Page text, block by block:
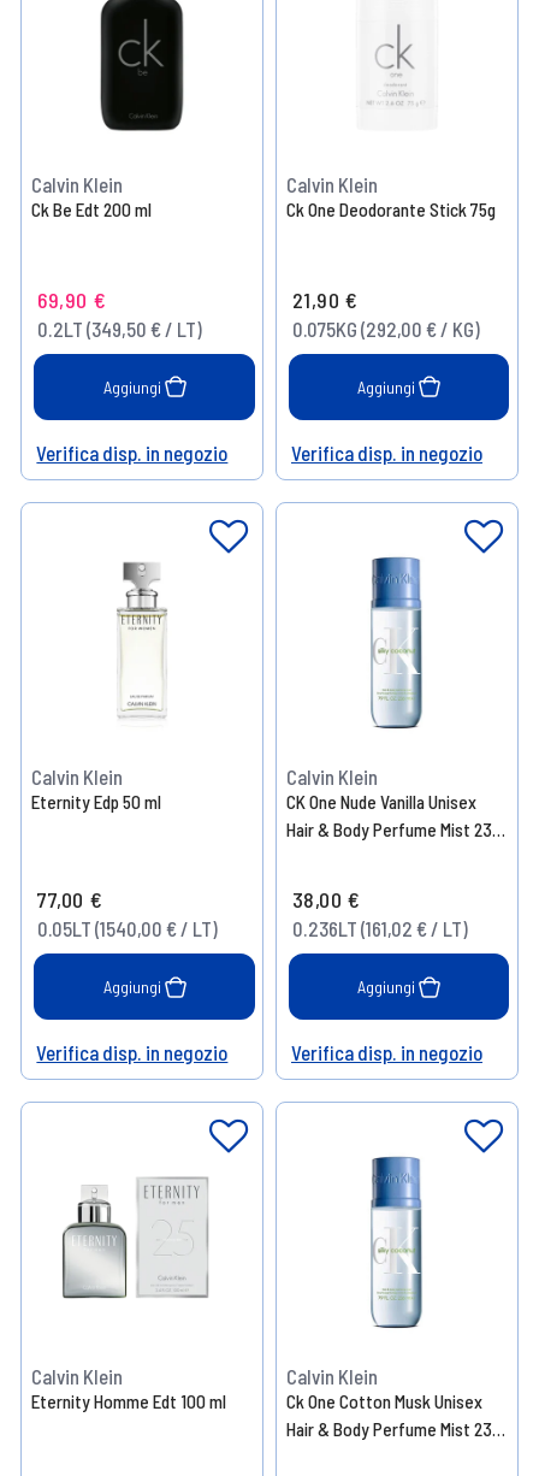
Calvin Klein
Ck Be Edt 200 ml
69,90 €
0.2LT (349,50 € / LT)
Aggiungi
Help
Verifica disp. in negozio
Calvin Klein
Ck One Deodorante Stick 75g
21,90 €
0.075KG (292,00 € / KG)
Aggiungi
Help
Verifica disp. in negozio
Calvin Klein
Eternity Edp 50 ml
77,00 €
0.05LT (1540,00 € / LT)
Aggiungi
Help
Verifica disp. in negozio
Calvin Klein
CK One Nude Vanilla Unisex
Hair & Body Perfume Mist 236
38,00 €
0.236LT (161,02 € / LT)
Aggiungi
Help
Verifica disp. in negozio
Calvin Klein
Eternity Homme Edt 100 ml
Calvin Klein
Ck One Cotton Musk Unisex
Hair & Body Perfume Mist 236